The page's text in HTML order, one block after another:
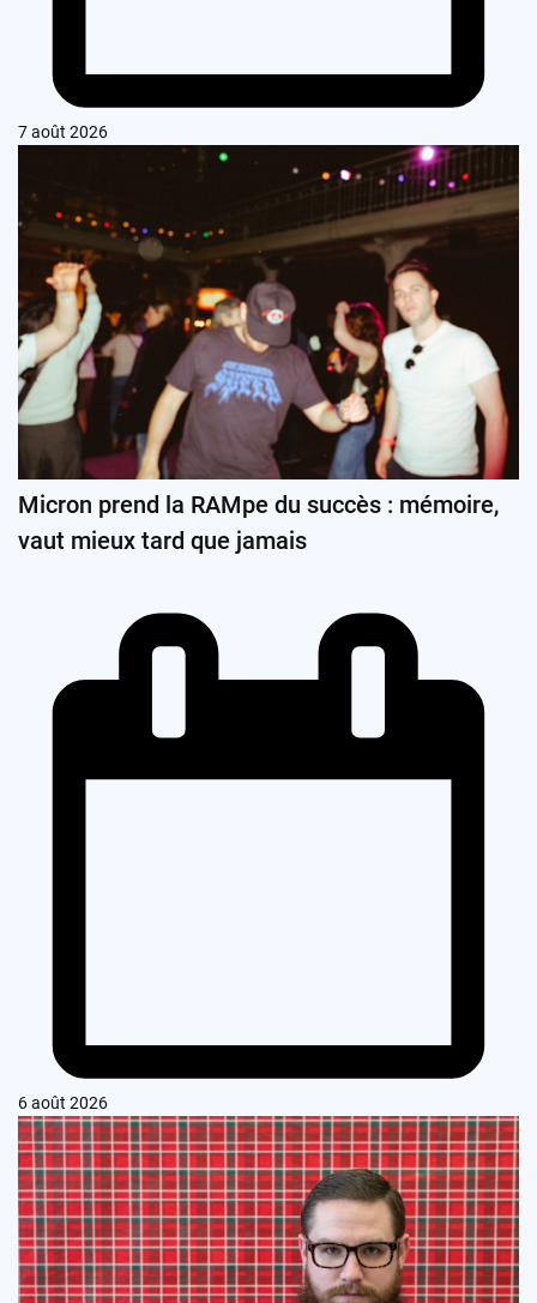
7 août 2026
Micron prend la RAMpe du succès : mémoire,
vaut mieux tard que jamais
6 août 2026